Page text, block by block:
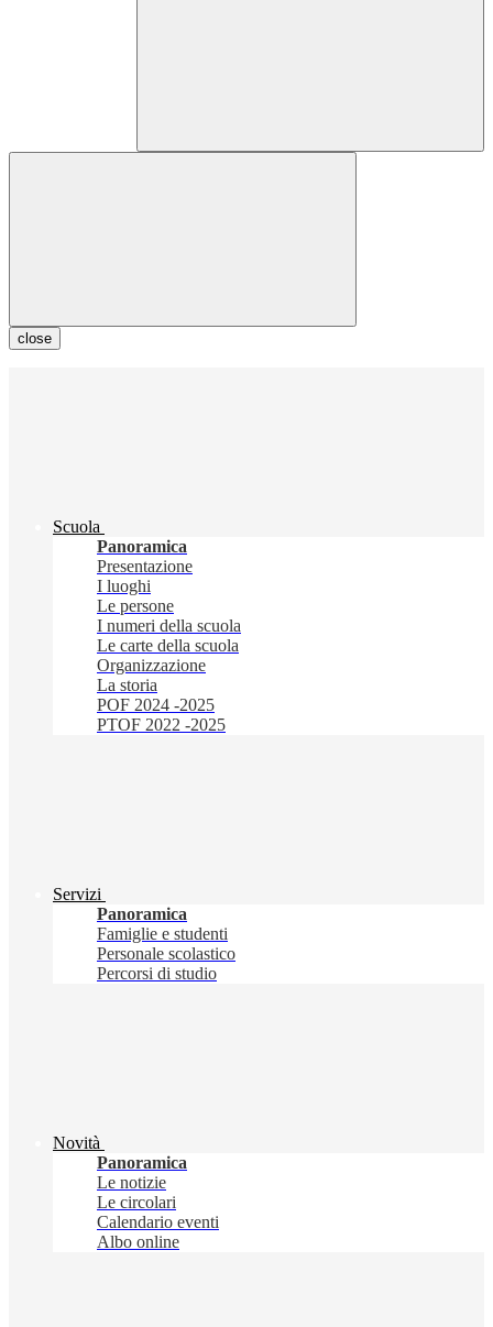
close
Scuola
Panoramica
Presentazione
I luoghi
Le persone
I numeri della scuola
Le carte della scuola
Organizzazione
La storia
POF 2024 -2025
PTOF 2022 -2025
Servizi
Panoramica
Famiglie e studenti
Personale scolastico
Percorsi di studio
Novità
Panoramica
Le notizie
Le circolari
Calendario eventi
Albo online